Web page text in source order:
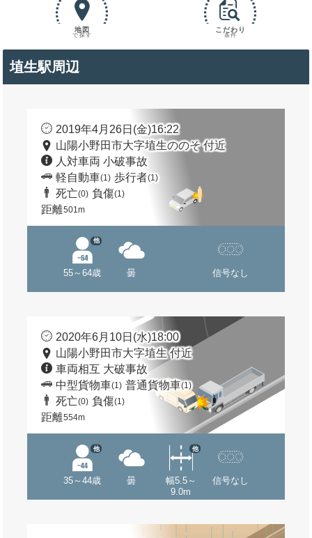
地図
で探す
こだわり
条件
埴生駅周辺
2019年4月26日(金)16:22
山陽小野田市大字埴生ののそ 付近
人対車両 小破事故
軽自動車(1) 歩行者(1)
死亡(0) 負傷(1)
距離501m
55～64歳
他
曇 信号なし
2020年6月10日(水)18:00
山陽小野田市大字埴生 付近
車両相互 大破事故
中型貨物車(1) 普通貨物車(1)
死亡(0) 負傷(1)
距離554m
35～44歳
他
曇
幅5.5～
9.0m
他
信号なし